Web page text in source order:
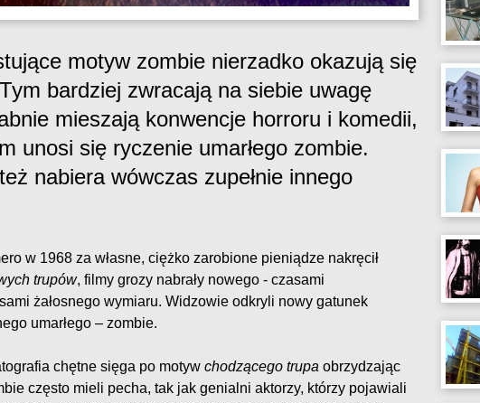
motyw zombie nierzadko okazują się
bardziej zwracają na siebie uwagę
mieszają konwencje horroru i komedii,
unosi się ryczenie umarłego zombie.
nabiera wówczas zupełnie innego
w 1968 za własne, ciężko zarobione pieniądze nakręcił
trupów, filmy grozy nabrały nowego - czasami
żałosnego wymiaru. Widzowie odkryli nowy gatunek
umarłego – zombie.
chętne sięga po motyw chodzącego trupa obrzydzając
często mieli pecha, tak jak genialni aktorzy, którzy pojawiali